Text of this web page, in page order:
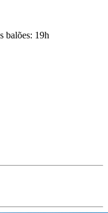
balões: 19h